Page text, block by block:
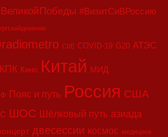
#ВизитСиВРоссию
CIIE COVID-19 G20 АТЭС
КПК Кино Китай МИД
Пояс и путь Россия США
ШОС Шёлковый путь азиада
двесессии космос медицина